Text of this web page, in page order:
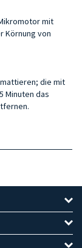
mit
Körnung von
die mit
Minuten das